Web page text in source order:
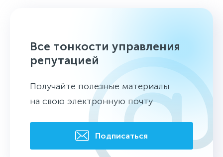
Все тонкости управления
репутацией
Получайте полезные материалы
на свою электронную почту
Подписаться